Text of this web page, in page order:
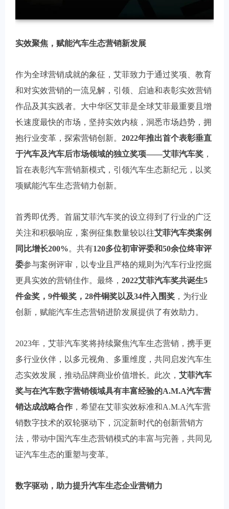
实效聚焦，赋能汽车生态营销新发展
作为全球营销成就的象征，艾菲致力于通过奖项、教育
和对实效营销的一流见解，引领、启迪和表彰实效营销
作品及其实践者。大中华区艾菲是全球艾菲最重要且增
长速度最快的市场，坚持实效内核，洞悉市场趋势，拥
抱行业变革，探索营销创新。 2022年推出首个表彰垂直
于汽车及汽车后市场领域的独立奖项——艾菲汽车奖 ，
旨在表彰汽车营销新模式，引领汽车生态新纪元，以奖
项赋能汽车生态营销力创新。
首秀即优秀。首届艾菲汽车奖的设立得到了行业的广泛
关注和积极响应，案例征集数量较以往艾菲汽车类案例
同比增长200%。共有120多位初审评委和50余位终审评
委参与案例评审，以专业且严格的规则为汽车行业挖掘
更具实效的营销佳作。最终， 2022艾菲汽车奖共诞生5
件金奖，9件银奖，28件铜奖以及34件入围奖 ，为行业
创新，赋能汽车生态营销进阶发展提供了有效助力。
2023年，艾菲汽车奖将持续聚焦汽车生态营销，携手更
多行业伙伴，以多元视角、多重维度，共同启发汽车生
态实效发展，推动品牌商业价值增长。此次， 艾菲汽车
奖与在汽车数字营销领域具有丰富经验的A.M.A汽车营
销达成战略合作 ，希望在艾菲实效标准和A.M.A汽车营
销数字技术的双轮驱动下，沉淀新时代的创新营销方
法，带动中国汽车生态营销模式的丰富与完善，共同见
证汽车生态的重塑与变革。
数字驱动，助力提升汽车生态企业营销力